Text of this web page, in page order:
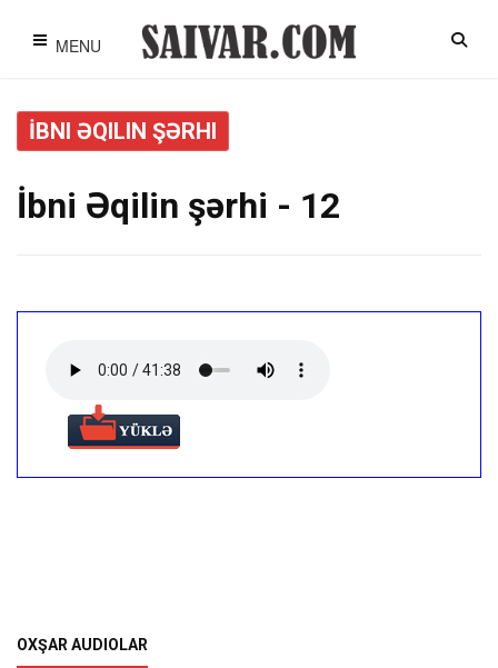
MENU
İBNI ƏQILIN ŞƏRHI
İbni Əqilin şərhi - 12
OXŞAR AUDIOLAR